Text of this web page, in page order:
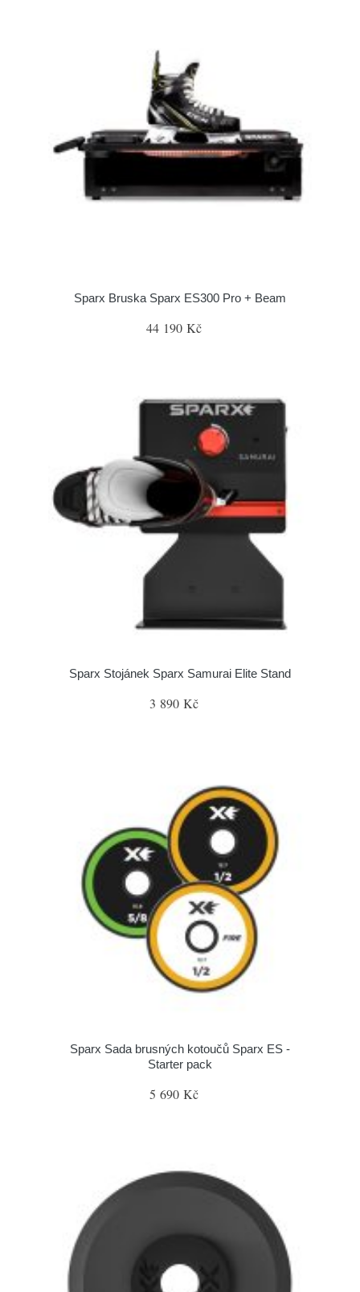
Sparx Bruska Sparx ES300 Pro + Beam
44 190 Kč
Sparx Stojánek Sparx Samurai Elite Stand
3 890 Kč
Sparx Sada brusných kotoučů Sparx ES -
Starter pack
5 690 Kč